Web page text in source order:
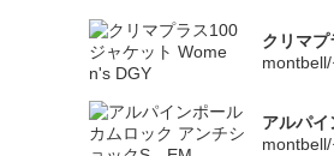
クリマ
アルパ